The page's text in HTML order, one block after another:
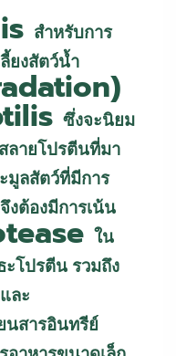
สำหรับการ
ยงสัตว์น้ำ
ซึ่งจะนิยม
ลายโปรตีนที่มา
มูลสัตว์ที่มีการ
ต้องมีการเน้น
ใน
โปรตีน รวมถึง
และ
นสารอินทรีย์